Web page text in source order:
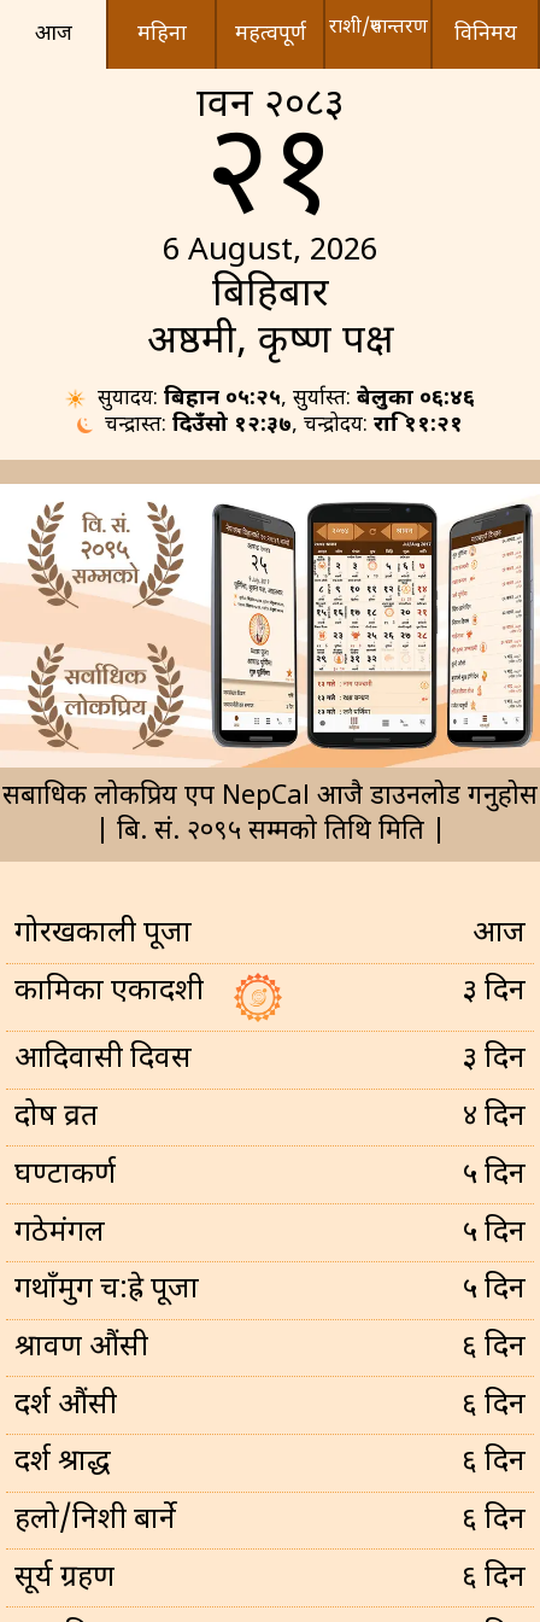
आज महिना महत्वपूर्ण राशी/रुपान्तरण विनिमय
श्रावन २०८३
२१
6 August, 2026
बिहिबार
अष्ठमी, कृष्ण पक्ष
सुर्योदय:बिहान ०५:२५, सुर्यास्त:बेलुका ०६:४६
चन्द्रास्त:दिउँसो १२:३७, चन्द्रोदय:रात्रि ११:२१
सर्बाधिक लोकप्रिय एप NepCal आजै डाउनलोड गर्नुहोस
| बि. सं. २०९५ सम्मको तिथि मिति |
गोरखकाली पूजा
आज
कामिका एकादशी
३ दिन
आदिवासी दिवस
३ दिन
प्रदोष व्रत
४ दिन
घण्टाकर्ण
५ दिन
गठेमंगल
५ दिन
गथाँमुग च:ह्रे पूजा
५ दिन
श्रावण औंसी
६ दिन
दर्श औंसी
६ दिन
दर्श श्राद्ध
६ दिन
हलो/निशी बार्ने
६ दिन
सूर्य ग्रहण
६ दिन